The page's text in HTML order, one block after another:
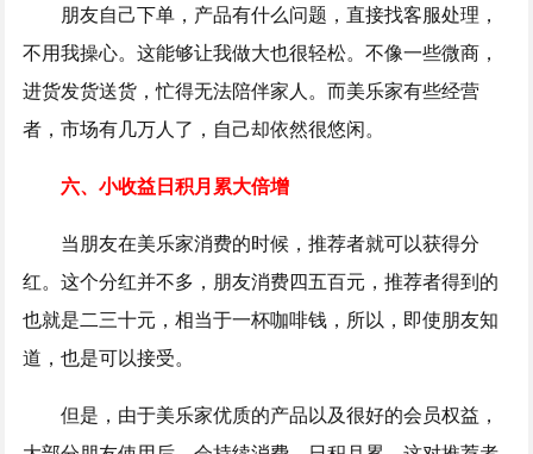
朋友自己下单，产品有什么问题，直接找客服处理，
不用我操心。这能够让我做大也很轻松。不像一些微商，
进货发货送货，忙得无法陪伴家人。而美乐家有些经营
者，市场有几万人了，自己却依然很悠闲。
六、小收益日积月累大倍增
当朋友在美乐家消费的时候，推荐者就可以获得分
红。这个分红并不多，朋友消费四五百元，推荐者得到的
也就是二三十元，相当于一杯咖啡钱，所以，即使朋友知
道，也是可以接受。
但是，由于美乐家优质的产品以及很好的会员权益，